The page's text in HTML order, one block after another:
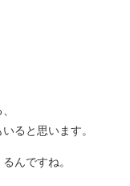
ると思います。
んですね。